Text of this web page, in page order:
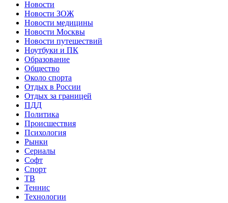
Новости
Новости ЗОЖ
Новости медицины
Новости Москвы
Новости путешествий
Ноутбуки и ПК
Образование
Общество
Около спорта
Отдых в России
Отдых за границей
ПДД
Политика
Происшествия
Психология
Рынки
Сериалы
Софт
Спорт
ТВ
Теннис
Технологии